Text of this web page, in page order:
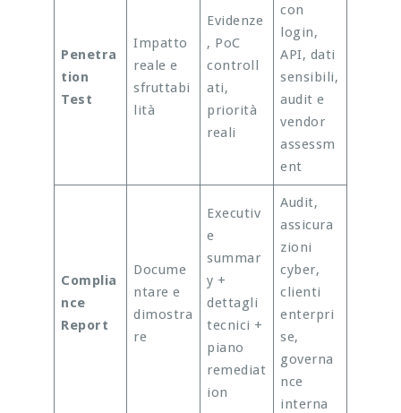
Penetra
tion
Test
Impatto
reale e
sfruttabi
lità
Evidenze
, PoC
controll
ati,
priorità
reali
con
login,
API, dati
sensibili,
audit e
vendor
assessm
ent
Complia
nce
Report
Docume
ntare e
dimostra
re
Executiv
e
summar
y +
dettagli
tecnici +
piano
remediat
ion
Audit,
assicura
zioni
cyber,
clienti
enterpri
se,
governa
nce
interna